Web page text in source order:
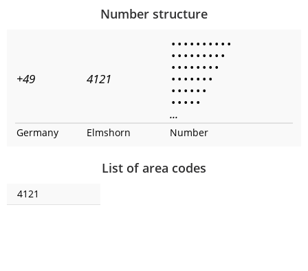
Number structure
+49 4121
• • • • • • • • • •
• • • • • • • • •
• • • • • • • •
• • • • • • •
• • • • • •
• • • • •
...
Germany Elmshorn Number
List of area codes
4121